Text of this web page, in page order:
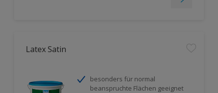
Latex Satin
besonders für normal
beanspruchte Flächen geeignet